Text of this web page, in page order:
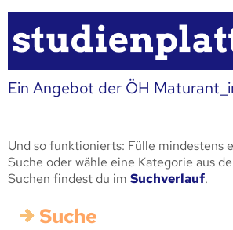
Ein Angebot der ÖH
Und so funktionierts: Fülle mindestens
Suche oder wähle eine Kategorie aus
Suchen findest du im Suchverlauf.
Suche